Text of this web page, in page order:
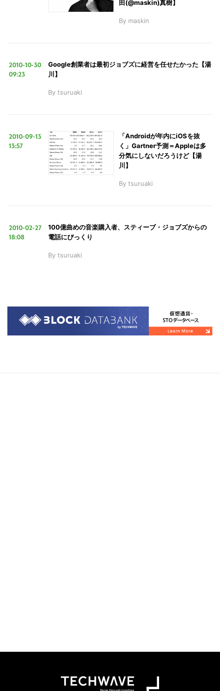
田(@maskin)真樹】
By maskin
2010-10-30
09:23
Google創業者は最初ジョブズに経営を任せたかった【湯
川】
By tsuruaki
2010-09-13
13:57
「Androidが年内にiOSを抜
く」Gartner予測＝Appleは多
分気にしないだろうけど【湯
川】
By tsuruaki
2010-02-27
18:08
100億曲めの音楽購入者、スティーブ・ジョブズからの
電話にびっくり
By tsuruaki